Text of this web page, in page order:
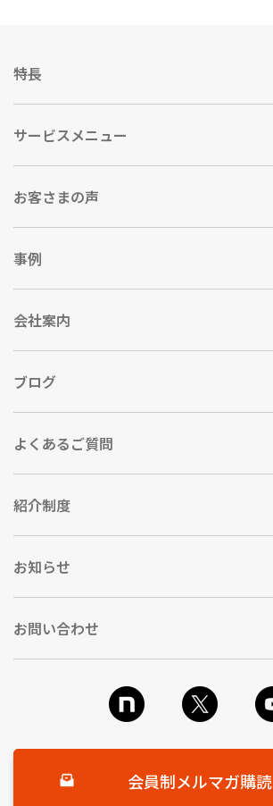
特長
サービスメニュー
お客さまの声
事例
会社案内
ブログ
よくあるご質問
紹介制度
お知らせ
お問い合わせ
会員制メルマガ購読